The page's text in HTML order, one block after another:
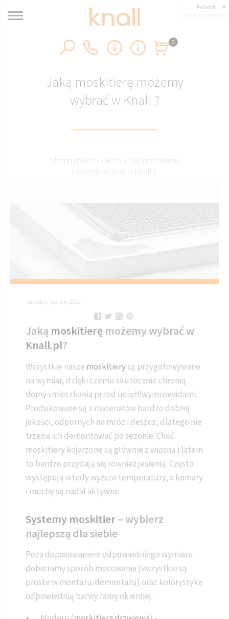
Poland
0
Jaką moskitierę możemy
wybrać w Knall ?
Strona główna › Blog ›
Jaką moskitierę
możemy wybrać w Knall ?
Tuesday, April 4, 2017
Jaką moskitierę możemy wybrać w
Knall.pl?
Wszystkie nasze moskitierysą przygotowywane
na wymiar, dzięki czemu skutecznie chronią
domy i mieszkania przed uciążliwymi owadami.
Produkowane są z materiałów bardzo dobrej
jakości, odpornych na mróz i deszcz, dlatego nie
trzeba ich demontować po sezonie. Choć
moskitiery kojarzone są głównie z wiosną i latem
to bardzo przydają się również jesienią. Często
występują wtedy wyższe temperatury, a komary
i muchy są nadal aktywne.
Systemy moskitier– wybierz
najlepszą dla siebie
Poza dopasowaniem odpowiedniego wymiaru
dobieramy sposób mocowania (wszystkie są
proste w montażu/demontażu) oraz kolorystykę
odpowiednią barwy ramy okiennej.